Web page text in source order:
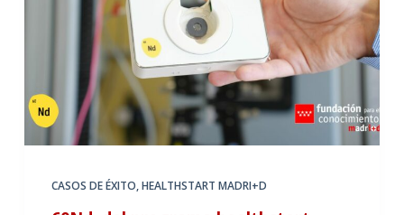
CASOS DE ÉXITO,HEALTHSTART MADRI+D